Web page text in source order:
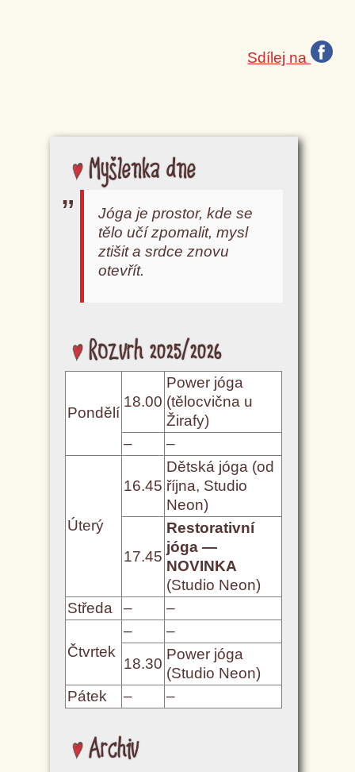
Sdílej na
Myšlenka dne
Jóga je prostor, kde se
tělo učí zpomalit, mysl
ztišit a srdce znovu
otevřít.
Rozvrh 2025/2026
Pondělí
18.00
Power jóga
(tělocvična u
Žirafy)
–
–
Úterý
16.45
Dětská jóga (od
října, Studio
Neon)
17.45
Restorativní
jóga —
NOVINKA
(Studio Neon)
Středa
– –
Čtvrtek
–
–
18.30
Power jóga
(Studio Neon)
Pátek
– –
Archiv